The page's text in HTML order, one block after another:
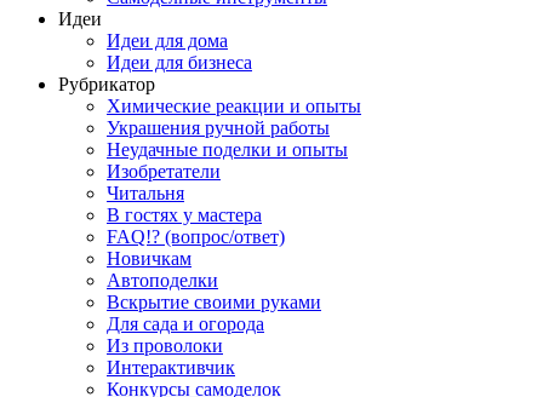
Идеи
Идеи для дома
Идеи для бизнеса
Рубрикатор
Химические реакции и опыты
Украшения ручной работы
Неудачные поделки и опыты
Изобретатели
Читальня
В гостях у мастера
FAQ!? (вопрос/ответ)
Новичкам
Автоподелки
Вскрытие своими руками
Для сада и огорода
Из проволоки
Интерактивчик
Конкурсы самоделок